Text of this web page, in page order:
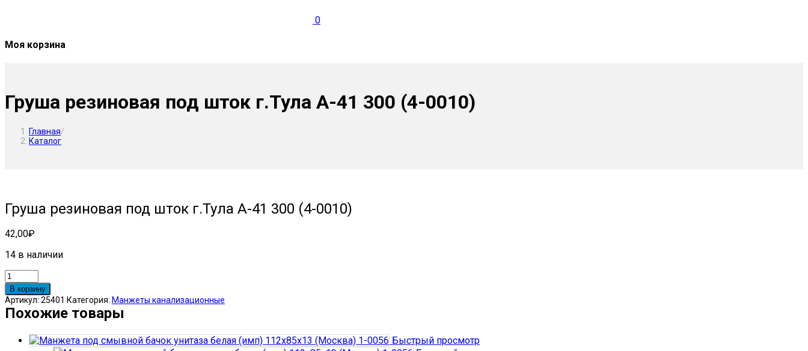
0
Моя корзина
Груша резиновая под шток г.Тула А-41 300 (4-0010)
Главная/
Каталог
Груша резиновая под шток г.Тула А-41 300 (4-0010)
42,00₽
14 в наличии
Количество
товара
Груша
резиновая
под
г.Тула
В корзину
Артикул: 25401 Категория: Манжеты канализационные
Похожие товары
Быстрый просмотр